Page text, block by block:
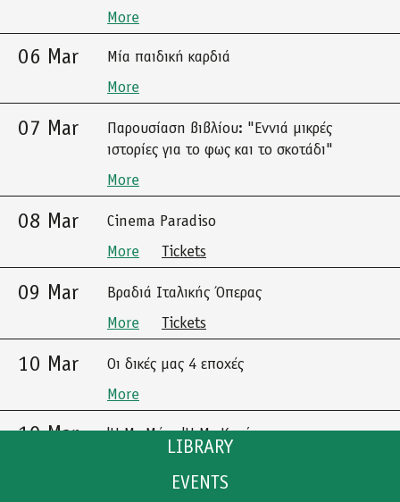
LIBRARY
CATALOGUE
EVENTS
More
06 Mar
Μία παιδική καρδιά
More
07 Mar
Παρουσίαση βιβλίου: "Εννιά μικρές
ιστορίες για το φως και το σκοτάδι"
More
08 Mar
Cinema Paradiso
More
Tickets
09 Mar
Βραδιά Ιταλικής Όπερας
More
Tickets
10 Mar
Οι δικές μας 4 εποχές
More
10 Mar
'Η Με Μένα 'Η Με Καμία